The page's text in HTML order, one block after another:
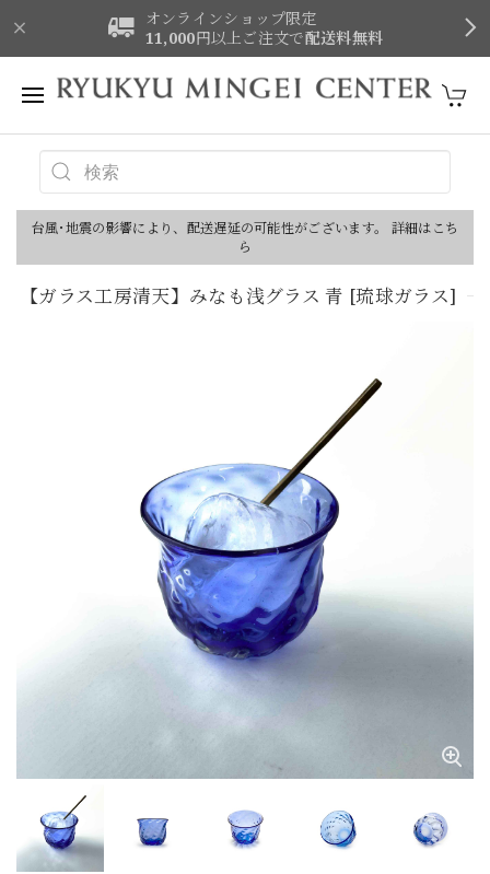
オンラインショップ限定
11,000円以上ご注文で配送料無料
台風･地震の影響により、配送遅延の可能性がございます。 詳細はこち
ら
【ガラス工房清天】みなも浅グラス 青 [琉球ガラス]